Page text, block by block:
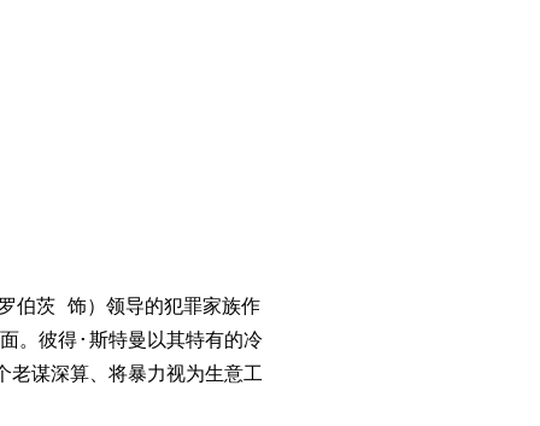
伯茨 饰）领导的犯罪家族作
。彼得·斯特曼以其特有的冷
老谋深算、将暴力视为生意工